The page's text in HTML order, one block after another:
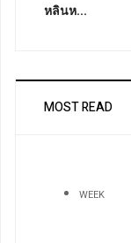
หลินห...
MOST READ
WEEK